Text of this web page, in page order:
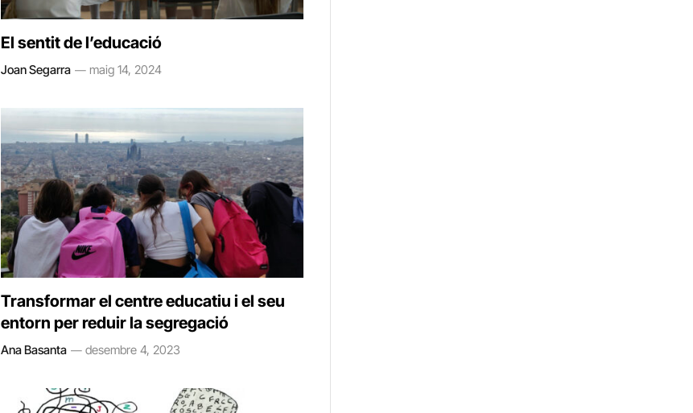
El sentit de l’educació
Joan Segarra maig 14, 2024
Transformar el centre educatiu i el seu
entorn per reduir la segregació
Ana Basanta desembre 4, 2023